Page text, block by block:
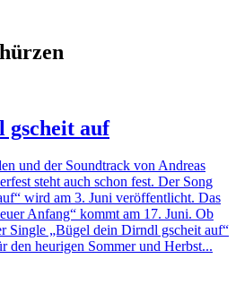
gscheit auf
und der Soundtrack von Andreas
steht auch schon fest. Der Song
wird am 3. Juni veröffentlicht. Das
Anfang“ kommt am 17. Juni. Ob
Single „Bügel dein Dirndl gscheit auf“
den heurigen Sommer und Herbst...